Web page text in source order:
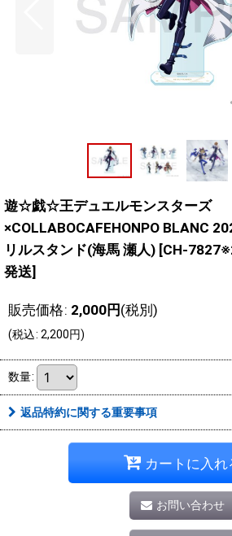
遊☆戯☆王デュエルモンスターズ
×COLLABOCAFEHONPO BLANC
リルスタンド(海馬 瀬人) [CH-
発送]
販売価格: 2,000円 (税別)
(税込: 2,200円)
数量:
返品特約に関する重要事項
カートに入れ
お問い合わせ